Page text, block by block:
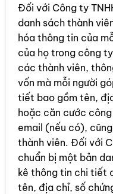
Đối với Công ty
danh sách thành
hóa thông tin của
của họ trong công
các thành viên,
vốn mà mỗi người
tiết bao gồm tên,
hoặc căn cước
email (nếu có),
thành viên. Đối với
chuẩn bị một bản
kê thông tin chi tiết
tên, địa chỉ, số